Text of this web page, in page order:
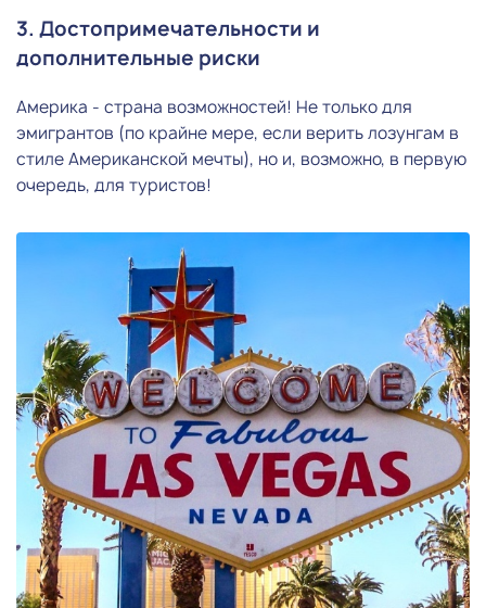
3. Достопримечательности и
дополнительные риски
Америка - страна возможностей! Не только для
эмигрантов (по крайне мере, если верить лозунгам в
стиле Американской мечты), но и, возможно, в первую
очередь, для туристов!